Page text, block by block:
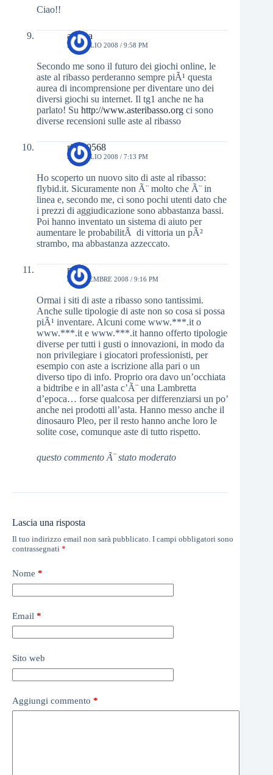
Ciao!!
andrea
29 LUGLIO 2008 / 9:58 PM
Secondo me sono il futuro dei giochi online, le
aste al ribasso perderanno sempre piÃ¹ questa
aurea di incomprensione per diventare uno dei
diversi giochi su internet. Il tg1 anche ne ha
parlato! Su http://www.asteribasso.org ci sono
diverse recensioni sulle aste al ribasso
ric300568
30 LUGLIO 2008 / 7:13 PM
Ho scoperto un nuovo sito di aste al ribasso:
flybid.it. Sicuramente non Ã¨ molto che Ã¨ in
linea e, secondo me, ci sono pochi utenti dato che
i prezzi di aggiudicazione sono abbastanza bassi.
Poi hanno inventato un sistema di aiuto per
aumentare le probabilitÃ di vittoria un pÃ²
strambo, ma abbastanza azzeccato.
mirko
3 SETTEMBRE 2008 / 9:16 PM
Ormai i siti di aste a ribasso sono tantissimi.
Anche sulle tipologie di aste non so cosa si possa
piÃ¹ inventare. Alcuni come www.***.it o
www.***.it e www.***.it hanno offerto tipologie
diverse per tutti i gusti o innovazioni, in modo da
non privilegiare i giocatori professionisti, per
esempio con aste a iscrizione alla pari o un
diverso tipo di info. Proprio ora davo un’occhiata
a bidtribe e in all’asta c’Ã¨ una Lambretta
d’epoca… forse qualcosa per differenziarsi un po’
anche nei prodotti all’asta. Hanno messo anche il
dinosauro Pleo, per il resto hanno anche loro le
solite cose, comunque aste di tutto rispetto.
questo commento Ã¨ stato moderato
Lascia una risposta
Il tuo indirizzo email non sarà pubblicato. I campi obbligatori sono
contrassegnati *
Nome *
Email *
Sito web
Aggiungi commento *